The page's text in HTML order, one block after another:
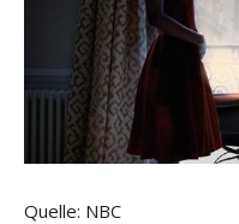
Quelle: NBC